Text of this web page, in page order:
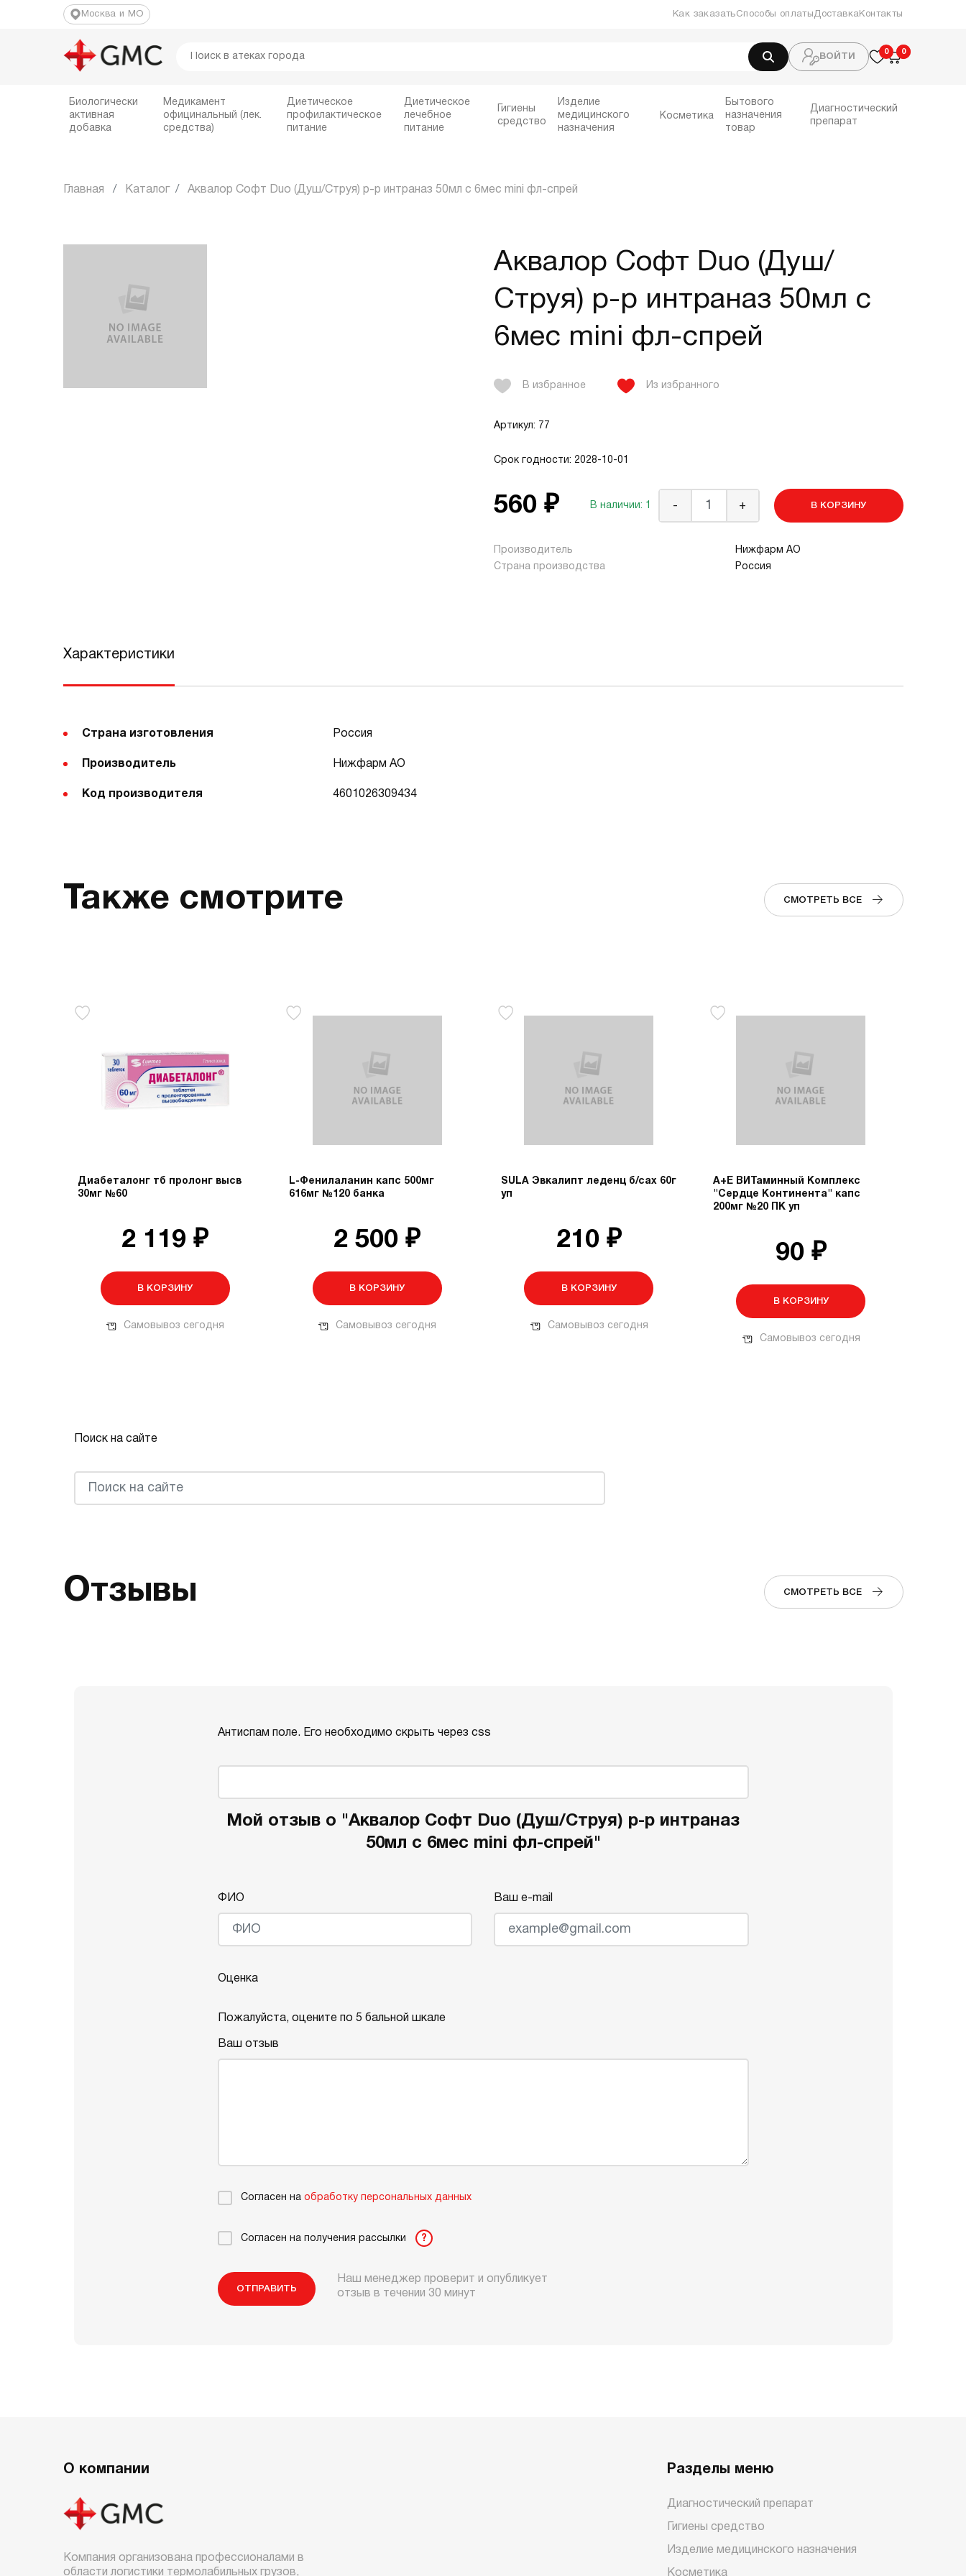
Москва и МО Как заказатьСпособы оплатыДоставкаКонтакты
ВОЙТИ
0 00
Биологически
активная
добавка
Медикамент
официнальный (лек.
средства)
Диетическое
профилактическое
питание
Диетическое
лечебное
питание
Гигиены
средство
Изделие
медицинского
назначения
Косметика
Бытового
назначения
товар
Диагностический
препарат
Главная Каталог Аквалор Софт Duo (Душ/Струя) р-р интраназ 50мл с 6мес mini фл-спрей
Аквалор Софт Duo (Душ/
Струя) р-р интраназ 50мл с
6мес mini фл-спрей
В избранное Из избранного
Артикул: 77
Срок годности: 2028-10-01
560 ₽ В наличии: 1 - + В КОРЗИНУ
Производитель
Нижфарм АО
Страна производства
Россия
Характеристики
Страна изготовления Россия
Производитель Нижфарм АО
Код производителя 4601026309434
Также смотрите СМОТРЕТЬ ВСЕ
Диабеталонг тб пролонг высв
30мг №60
2 119 ₽
В КОРЗИНУ
Самовывоз сегодня
L-Фенилаланин капс 500мг
616мг №120 банка
2 500 ₽
В КОРЗИНУ
Самовывоз сегодня
SULA Эвкалипт леденц б/сах 60г
уп
210 ₽
В КОРЗИНУ
Самовывоз сегодня
А+Е ВИТаминный Комплекс
"Сердце Континента" капс
200мг №20 ПК уп
90 ₽
В КОРЗИНУ
Самовывоз сегодня
Поиск на сайте
Отзывы СМОТРЕТЬ ВСЕ
Антиспам поле. Его необходимо скрыть через css
Мой отзыв о "Аквалор Софт Duo (Душ/Струя) р-р интраназ
50мл с 6мес mini фл-спрей"
ФИО Ваш e-mail
Оценка
Пожалуйста, оцените по 5 бальной шкале
Ваш отзыв
Согласен на обработку персональных данных
Согласен на получения рассылки ?
ОТПРАВИТЬ
Наш менеджер проверит и опубликует
отзыв в течении 30 минут
О компании
Компания организована профессионалами в
области логистики термолабильных грузов,
Разделы меню
Диагностический препарат
Гигиены средство
Изделие медицинского назначения
Косметика